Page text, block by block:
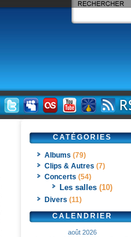
CATÉGORIES
Albums (79)
Clips & Autres (7)
Concerts (54)
Les salles (10)
Divers (11)
CALENDRIER
août 2026